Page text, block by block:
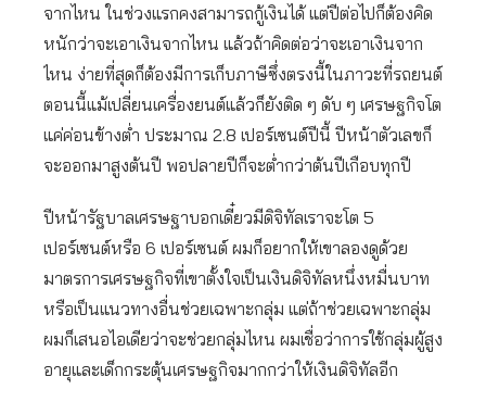
จากไหน ในช่วงแรกคงสามารถกู้เงินได้ แต่ปีต่อไปก็ต้องคิด
หนักว่าจะเอาเงินจากไหน แล้วถ้าคิดต่อว่าจะเอาเงินจาก
ไหน ง่ายที่สุดก็ต้องมีการเก็บภาษีซึ่งตรงนี้ในภาวะที่รถยนต์
ตอนนี้แม้เปลี่ยนเครื่องยนต์แล้วก็ยังติด ๆ ดับ ๆ เศรษฐกิจโต
แค่ค่อนข้างต่ำ ประมาณ 2.8 เปอร์เซนต์ปีนี้ ปีหน้าตัวเลขก็
จะออกมาสูงต้นปี พอปลายปีก็จะต่ำกว่าต้นปีเกือบทุกปี
ปีหน้ารัฐบาลเศรษฐาบอกเดี๋ยวมีดิจิทัลเราจะโต 5
เปอร์เซนต์หรือ 6 เปอร์เซนต์ ผมก็อยากให้เขาลองดูด้วย
มาตรการเศรษฐกิจที่เขาตั้งใจเป็นเงินดิจิทัลหนึ่งหมื่นบาท
หรือเป็นแนวทางอื่นช่วยเฉพาะกลุ่ม แต่ถ้าช่วยเฉพาะกลุ่ม
ผมก็เสนอไอเดียว่าจะช่วยกลุ่มไหน ผมเชื่อว่าการใช้กลุ่มผู้สูง
อายุและเด็กกระตุ้นเศรษฐกิจมากกว่าให้เงินดิจิทัลอีก